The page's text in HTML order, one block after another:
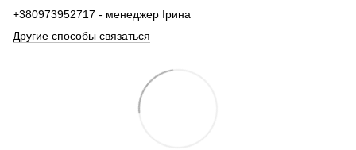
+380973952717 - менеджер Ірина
Другие способы связаться